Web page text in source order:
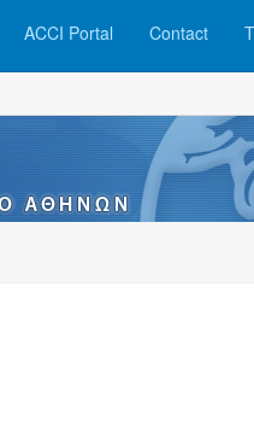
ACCI Portal Contact